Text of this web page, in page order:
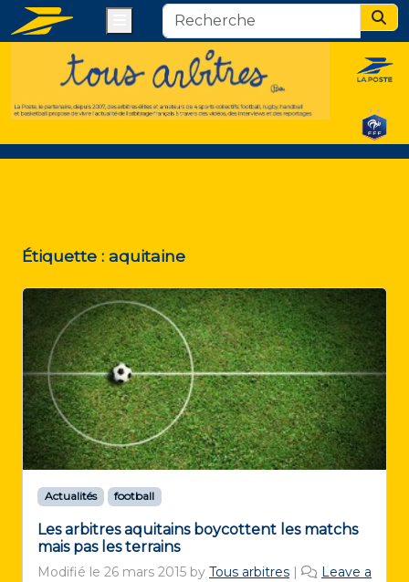
Étiquette : aquitaine
Actualités football
Les arbitres aquitains boycottent les matchs
mais pas les terrains
Modifié le 26 mars 2015 by Tous arbitres
Leave a